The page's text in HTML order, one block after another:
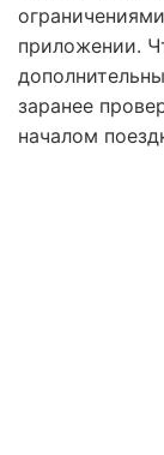
приложении.
заранее
началом